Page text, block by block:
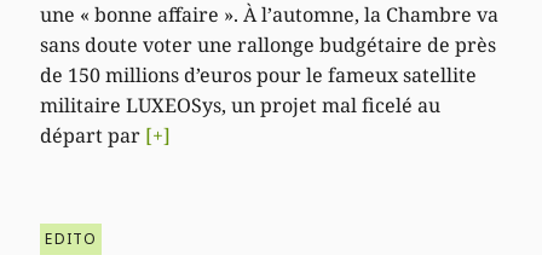
une « bonne affaire ». À l’automne, la Chambre va
sans doute voter une rallonge budgétaire de près
de 150 millions d’euros pour le fameux satellite
militaire LUXEOSys, un projet mal ficelé au
départ par [+]
EDITO